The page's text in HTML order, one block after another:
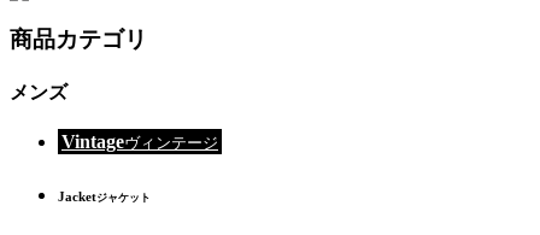
商品カテゴリ
メンズ
Vintageヴィンテージ
Jacketジャケット